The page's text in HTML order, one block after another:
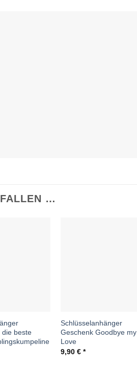
…
die beste
Schlüsselanhänger
Geschenk Goodbye my
Love
9,90 €